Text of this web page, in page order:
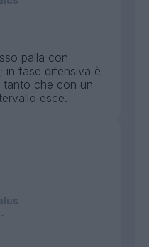
palla con
in fase difensiva è
che con un
esce.